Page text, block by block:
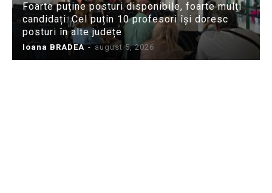
Foarte puține posturi disponibile, foarte mulți
candidați: Cel puțin 10 profesori își doresc
posturi în alte județe
Ioana BRADEA - august 5, 2026